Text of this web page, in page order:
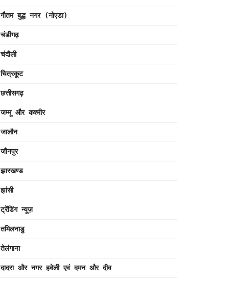
गौतम बुद्ध नगर (नोएडा)
चंडीगढ़
चंदौली
चित्रकूट
छत्तीसगढ़
जम्मू और कश्मीर
जालौन
जौनपुर
झारखण्ड
झांसी
ट्रेंडिंग न्यूज़
तमिलनाडु
तेलंगाना
दादरा और नगर हवेली एवं दमन और दीव